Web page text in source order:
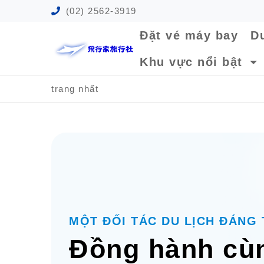
(02) 2562-3919
Đặt vé máy bay
Khu vực nổi bật
trang nhất
MỘT ĐỐI TÁC DU LỊCH ĐÁNG
Đồng hành